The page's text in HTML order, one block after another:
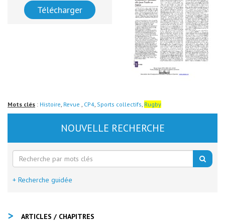
Télécharger
Mots clés : Histoire, Revue , CP4, Sports collectifs, Rugby
NOUVELLE RECHERCHE
+ Recherche guidée
ARTICLES / CHAPITRES